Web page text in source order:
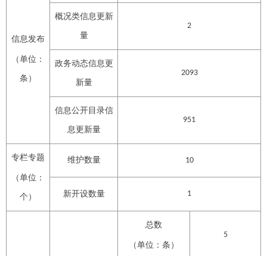
信息发布
（单位：
条）
概况类信息更新
量
2
政务动态信息更
新量
2093
信息公开目录信
息更新量
951
专栏专题
（单位：
个）
维护数量 10
新开设数量 1
总数
（单位：条）
5